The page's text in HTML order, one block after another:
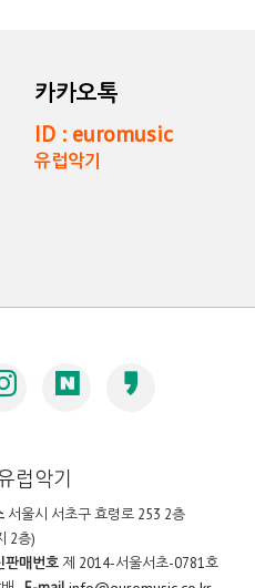
카카오톡
ID : euromusic
유럽악기
럽악기
서울시 서초구 효령로 253 2층
2층)
판매번호제 2014-서울서초-0781호